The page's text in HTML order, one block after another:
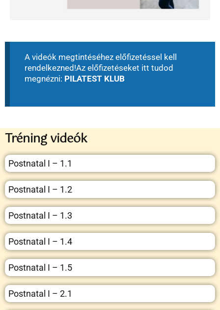
A videók megtintéséhez előfizetéssel kell
rendelkezned!Az előfizetéseket itt tudod
megnézni: PILATEST KLUB
Tréning videók
Postnatal I – 1.1
Postnatal I – 1.2
Postnatal I – 1.3
Postnatal I – 1.4
Postnatal I – 1.5
Postnatal I – 2.1